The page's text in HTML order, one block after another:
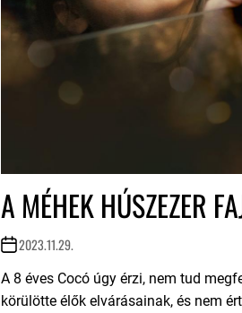
A MÉHEK HÚSZEZER
2023.11.29.
A 8 éves Cocó úgy érzi, nem tud
körülötte élők elvárásainak, és nem